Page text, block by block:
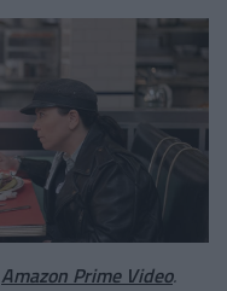
Amazon Prime Video.